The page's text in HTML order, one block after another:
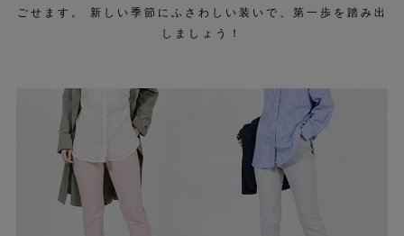
ごせます。 新しい季節にふさわしい装いで、第一歩を踏み出
しましょう！